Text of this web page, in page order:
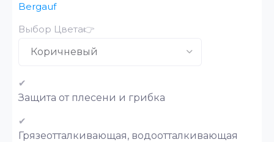
Bergauf
Выбор Цвета👉
✔
Защита от плесени и грибка
✔
Грязеотталкивающая, водоотталкивающая